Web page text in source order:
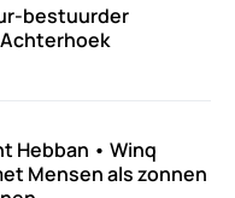
bestuurder
Hebban • Winq
Mensen als zonnen